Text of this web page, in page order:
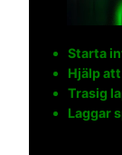
Starta
Hjälp
Trasig
Laggar